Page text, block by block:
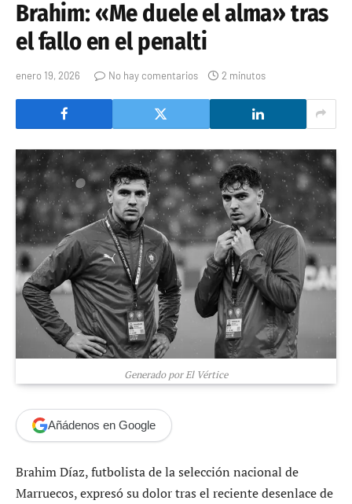
Brahim: «Me duele el alma» tras
el fallo en el penalti
enero 19, 2026 No hay comentarios 2 minutos
Generado por El Vértice
Añádenos en Google
Brahim Díaz, futbolista de la selección nacional de
Marruecos, expresó su dolor tras el reciente desenlace de